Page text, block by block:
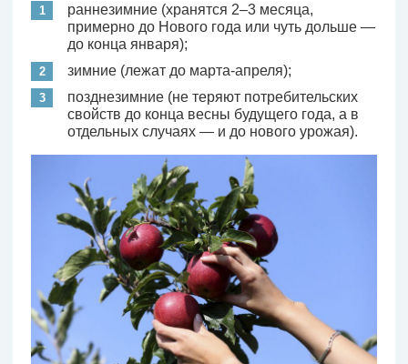
раннезимние (хранятся 2–3 месяца,
примерно до Нового года или чуть дольше —
до конца января);
зимние (лежат до марта-апреля);
позднезимние (не теряют потребительских
свойств до конца весны будущего года, а в
отдельных случаях — и до нового урожая).